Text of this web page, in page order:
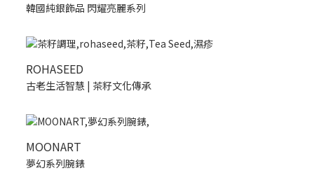
韓國純銀飾品 閃耀亮麗系列
ROHASEED
古老生活智慧 | 茶籽文化傳承
MOONART
夢幻系列腕錶